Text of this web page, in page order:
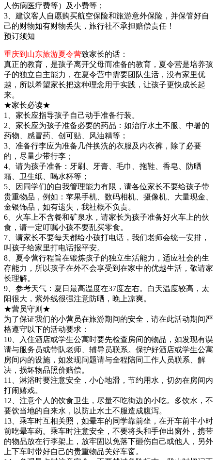
人伤病医疗费等）及小费等；
3、建议客人自愿购买航空保险和旅游意外保险，并保管好自
己的财物如有财物丢失，旅行社不承担赔偿责任！
预订须知
重庆到山东旅游夏令营致家长的话：
真正的教育，是孩子离开父母而准备的教育，夏令营是培养孩
子的独立自主能力，在夏令营中需要团队生活，没有家里优
越，所以希望家长把这种理念用于实践，让孩子更快成长起
来。
★家长必读★
1、家长应指导孩子自己动手准备行装。
2、家长应为孩子准备必要的药品：如治疗水土不服、中暑的
药物、感冒药、创可贴、风油精等；
3、准备行李应为准备几件换洗的衣服及内衣裤，除了必要
的，尽量少带行李；
4、请为孩子准备：牙刷、牙膏、毛巾、拖鞋、香皂、防晒
霜、卫生纸、喝水杯等；
5、因同学们的自我管理能力有限，请各位家长不要给孩子带
贵重物品，例如：苹果手机、数码相机、摄像机、大量现金、
金银饰品，如有遗失，我社概不负责。
6、火车上不含餐和矿泉水，请家长为孩子准备好火车上的伙
食，请一定叮嘱小孩不要乱买零食。
7、请家长不要每天都给小孩打电话，我们老师会统一安排，
叫孩子给家里打电话报平安。
8、夏令营行程旨在锻炼孩子的独立生活能力，适应社会的生
存能力，所以孩子在外不会享受到在家中的优越生活，敬请家
长理解。
9、参考天气：夏日最高温度在37度左右。白天温度较高，太
阳很大，紫外线很强注意防晒，晚上凉爽。
★营员守则★
为了保证我们的小营员在旅游期间的安全，请在此活动期间严
格遵守以下的活动要求：
10、入住酒店或学生公寓时要先检查房间的物品，如发现有误
请与服务员或带队老师、辅导员联系。保护好酒店或学生公寓
房间内的设施，如发现问题请与全程陪同工作人员联系、解
决，损坏物品照价赔偿。
11、淋浴时要注意安全，小心地滑，节约用水，切勿在房间内
打闹嬉戏。
12、注意个人的饮食卫生，尽量不吃街边的小吃。多饮水，不
要饮当地的自来水，以防止水土不服造成腹泻。
13、乘车时互相关照，如晕车的同学靠前坐，在开车前半小时
前吃晕车药。乘车时注意安全，不要将头和手伸出窗外，携带
的物品放在行李架上，放牢固以免落下砸伤自己或他人，另外
上下车时带好自己的贵重物品关好车窗。